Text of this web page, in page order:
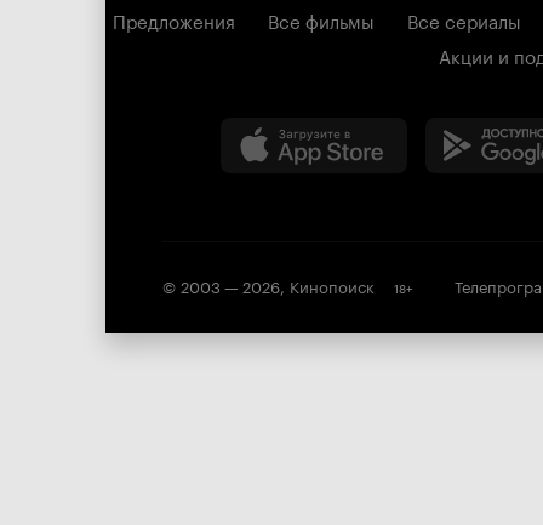
Предложения
Все фильмы
Все сериалы
Акции и
© 2003 — 2026, Кинопоиск 18+